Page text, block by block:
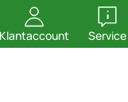
Klantaccount Service